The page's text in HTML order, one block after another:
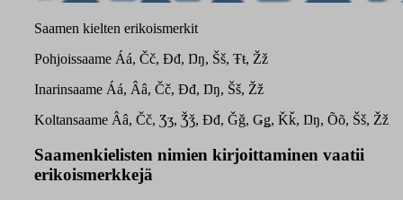
Saamen kielten erikoismerkit
Pohjoissaame Áá, Čč, Đđ, Ŋŋ, Šš, Ŧŧ, Žž
Inarinsaame Áá, Ââ, Čč, Đđ, Ŋŋ, Šš, Žž
Koltansaame Ââ, Čč, Ʒʒ, Ǯǯ, Đđ, Ǧǧ, Ǥǥ, Ǩǩ, Ŋŋ, Õõ, Šš, Žž
Saamenkielisten nimien kirjoittaminen vaatii
erikoismerkkejä